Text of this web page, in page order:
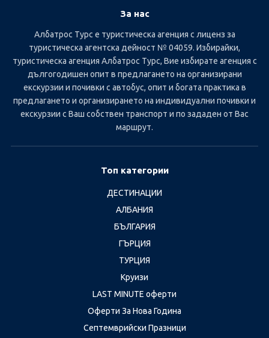
За нас
Албатрос Турс е туристическа агенция с лиценз за
туристическа агентска дейност № 04059. Избирайки,
туристическа агенция Албатрос Турс, Вие избирате агенция с
дългогодишен опит в предлагането на организирани
екскурзии и почивки с автобус, опит и богата практика в
предлагането и организирането на индивидуални почивки и
екскурзии с Ваш собствен транспорт и по зададен от Вас
маршрут.
Топ категории
ДЕСТИНАЦИИ
АЛБАНИЯ
БЪЛГАРИЯ
ГЪРЦИЯ
ТУРЦИЯ
Круизи
LAST MINUTE оферти
Оферти За Нова Година
Септемврийски Празници